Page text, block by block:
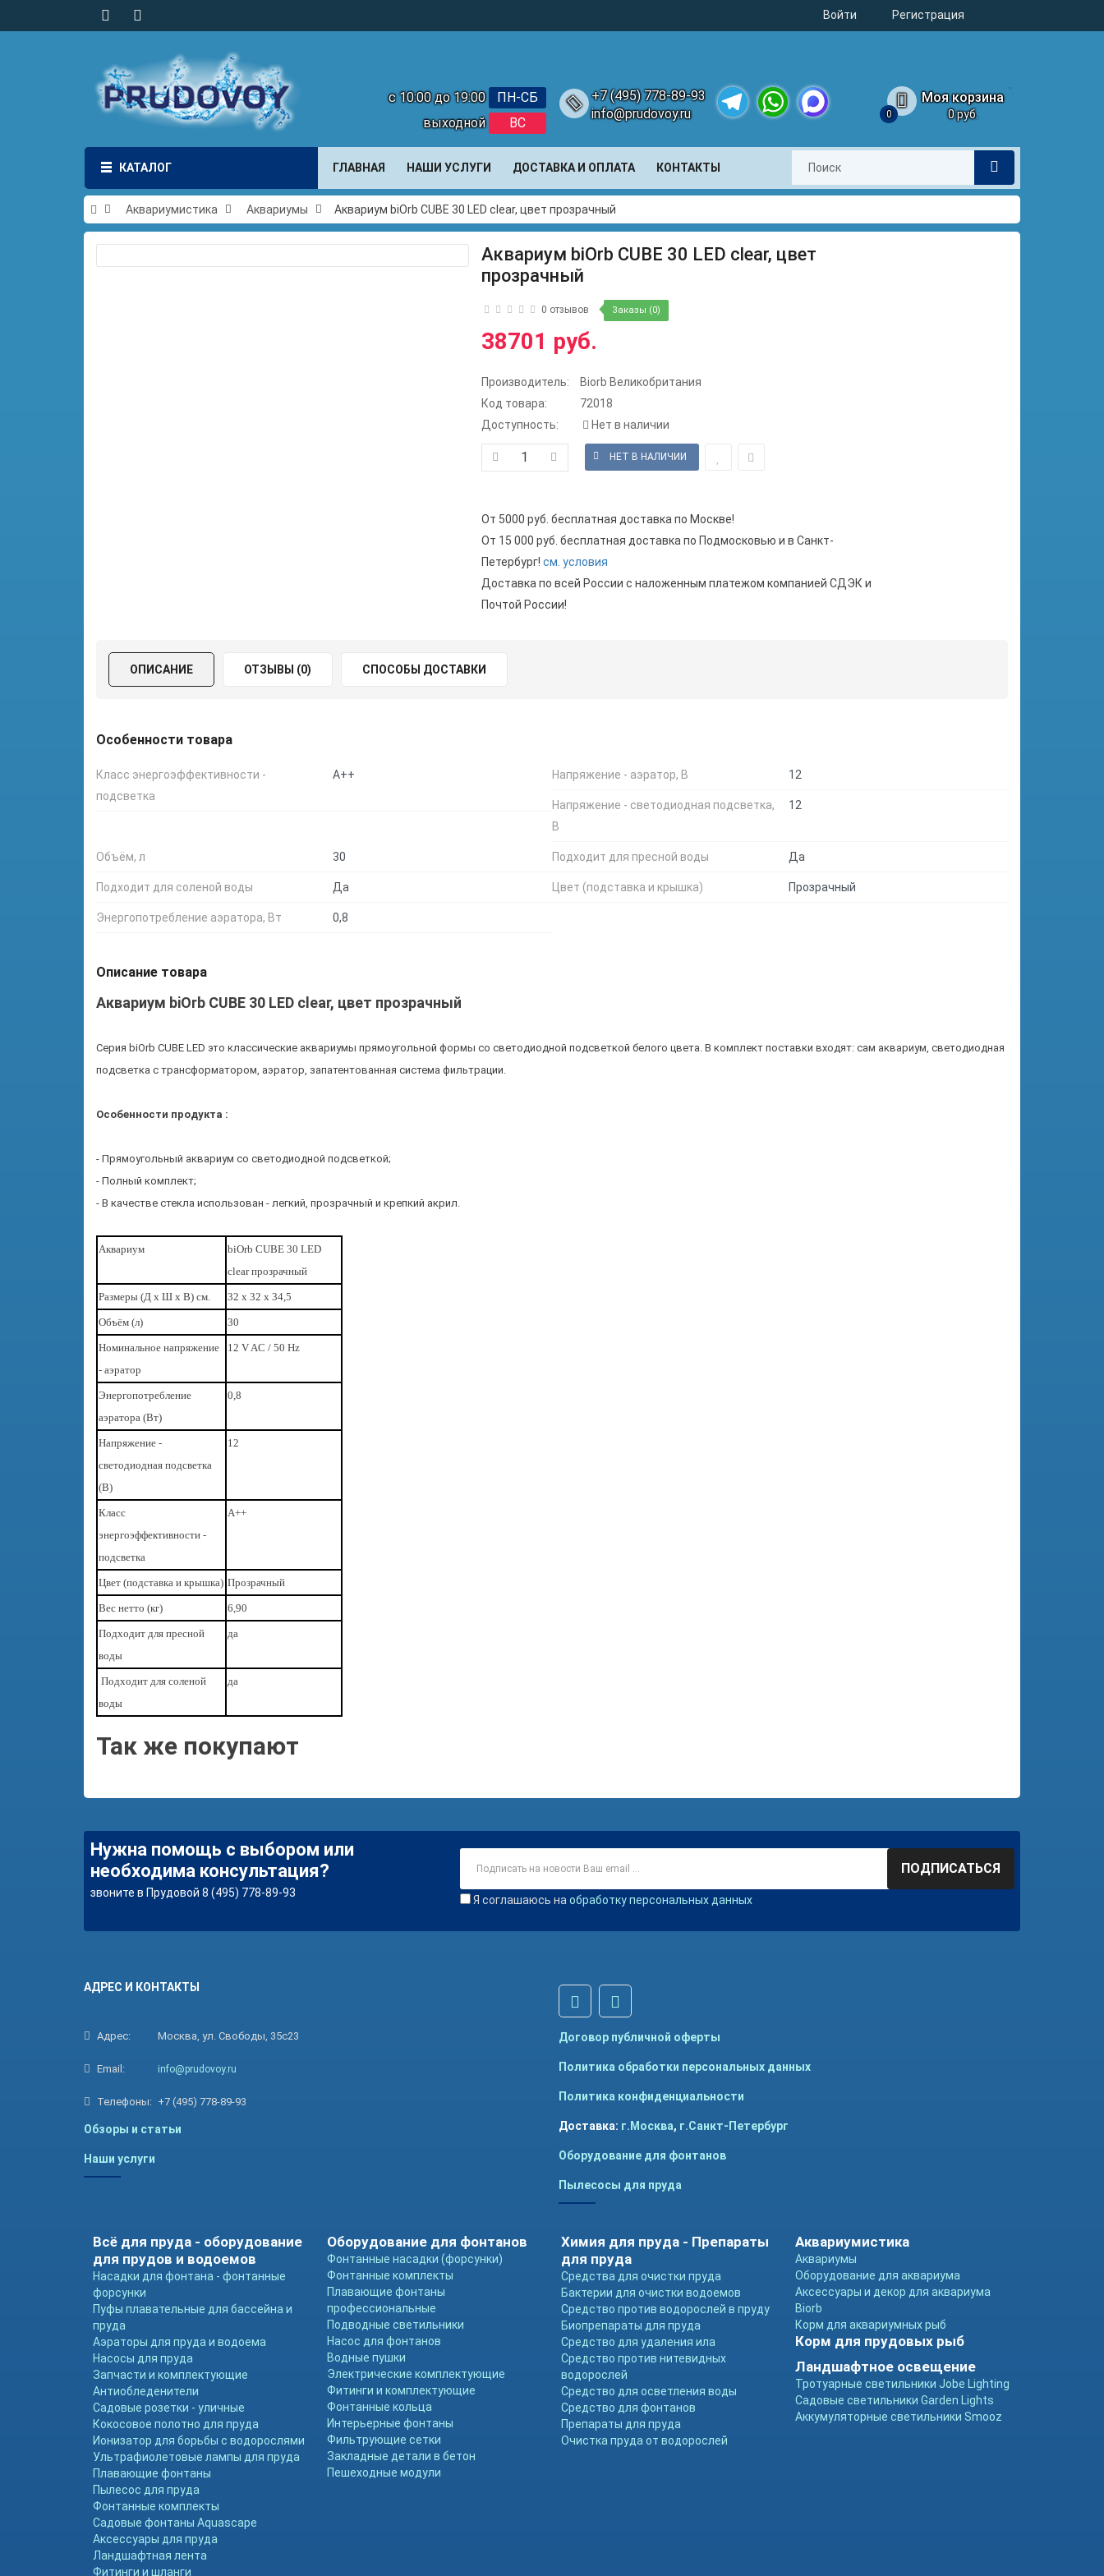
Войти Регистрация
с 10:00 до 19:00
ПН-СБ
выходной
ВС
+7 (495) 778-89-93
info@prudovoy.ru
Моя корзина
0 0 руб.
КАТАЛОГ ГЛАВНАЯ НАШИ УСЛУГИ ДОСТАВКА И ОПЛАТА КОНТАКТЫ
Аквариумистика Аквариумы Аквариум biOrb CUBE 30 LED clear, цвет прозрачный
Аквариум biOrb CUBE 30 LED clear, цвет
прозрачный
0 отзывов Заказы (0)
38701 руб.
Производитель:
Biorb Великобритания
Код товара:
72018
Доступность:
Нет в наличии
От 5000 руб. бесплатная доставка по Москве!
От 15 000 руб. бесплатная доставка по Подмосковью и в Санкт-
Петербург! см. условия
Доставка по всей России с наложенным платежом компанией СДЭК и
Почтой России!
ОПИСАНИЕ ОТЗЫВЫ (0) СПОСОБЫ ДОСТАВКИ
Особенности товара
Класс энергоэффективности -
подсветка
А++ Напряжение - аэратор, В 12
Напряжение - светодиодная подсветка,
В
12
Объём, л 30 Подходит для пресной воды Да
Подходит для соленой воды Да Цвет (подставка и крышка) Прозрачный
Энергопотребление аэратора, Вт 0,8
Описание товара
Аквариум biOrb CUBE 30 LED clear, цвет прозрачный
Серия biOrb CUBE LED это классические аквариумы прямоугольной формы со светодиодной подсветкой белого цвета. В комплект поставки входят: сам аквариум, светодиодная
подсветка с трансформатором, аэратор, запатентованная система фильтрации.
Особенности продукта :
- Прямоугольный аквариум со светодиодной подсветкой;
- Полный комплект;
- В качестве стекла использован - легкий, прозрачный и крепкий акрил.
Аквариум
biOrb CUBE 30 LED
clear прозрачный
Размеры (Д х Ш х В) cм. 32 х 32 х 34,5
Объём (л) 30
Номинальное напряжение
- аэратор
12 V AC / 50 Hz
Энергопотребление
аэратора (Вт)
0,8
Напряжение -
светодиодная подсветка
(В)
12
Класс
энергоэффективности -
подсветка
А++
Цвет (подставка и крышка) Прозрачный
Вес нетто (кг) 6,90
Подходит для пресной
воды
да
Подходит для соленой
воды
да
Так же покупают
Нужна помощь с выбором или
необходима консультация?
звоните в Прудовой 8 (495) 778-89-93
ПОДПИСАТЬСЯ
Я соглашаюсь на обработку персональных данных
АДРЕС И КОНТАКТЫ
Адрес: Москва, ул. Свободы, 35с23
Email: info@prudovoy.ru
Телефоны: +7 (495) 778-89-93
Обзоры и статьи
Наши услуги
Договор публичной оферты
Политика обработки персональных данных
Политика конфиденциальности
Доставка: г.Москва, г.Санкт-Петербург
Оборудование для фонтанов
Пылесосы для пруда
Всё для пруда - оборудование
для прудов и водоемов
Насадки для фонтана - фонтанные
форсунки
Пуфы плавательные для бассейна и
пруда
Аэраторы для пруда и водоема
Насосы для пруда
Запчасти и комплектующие
Антиобледенители
Садовые розетки - уличные
Кокосовое полотно для пруда
Ионизатор для борьбы с водорослями
Ультрафиолетовые лампы для пруда
Плавающие фонтаны
Пылесос для пруда
Фонтанные комплекты
Садовые фонтаны Aquascape
Аксессуары для пруда
Ландшафтная лента
Фитинги и шланги
Оборудование для фонтанов
Фонтанные насадки (форсунки)
Фонтанные комплекты
Плавающие фонтаны
профессиональные
Подводные светильники
Насос для фонтанов
Водные пушки
Электрические комплектующие
Фитинги и комплектующие
Фонтанные кольца
Интерьерные фонтаны
Фильтрующие сетки
Закладные детали в бетон
Пешеходные модули
Химия для пруда - Препараты
для пруда
Средства для очистки пруда
Бактерии для очистки водоемов
Средство против водорослей в пруду
Биопрепараты для пруда
Средство для удаления ила
Средство против нитевидных
водорослей
Средство для осветления воды
Средство для фонтанов
Препараты для пруда
Очистка пруда от водорослей
Аквариумистика
Аквариумы
Оборудование для аквариума
Аксессуары и декор для аквариума
Biorb
Корм для аквариумных рыб
Корм для прудовых рыб
Ландшафтное освещение
Тротуарные светильники Jobe Lighting
Садовые светильники Garden Lights
Аккумуляторные светильники Smooz